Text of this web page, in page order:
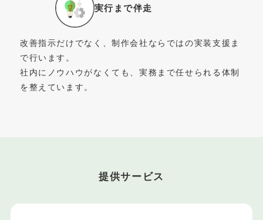
実行まで伴走
改善指示だけでなく、制作会社ならではの実装支援ま
で行います。
社内にノウハウがなくても、実務まで任せられる体制
を整えています。
提供サービス